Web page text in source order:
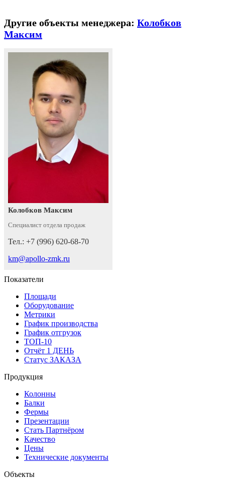
Другие объекты менеджера: Колобков
Максим
Колобков Максим
Специалист отдела продаж
Тел.: +7 (996) 620-68-70
km@apollo-zmk.ru
Показатели
Площади
Оборудование
Метрики
График производства
График отгрузок
ТОП-10
Отчёт 1 ДЕНЬ
Статус ЗАКАЗА
Продукция
Колонны
Балки
Фермы
Презентации
Стать Партнёром
Качество
Цены
Технические документы
Объекты